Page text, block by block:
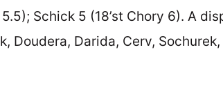
5.5); Schick 5 (18’st Chory 6). A
Doudera, Darida, Cerv,